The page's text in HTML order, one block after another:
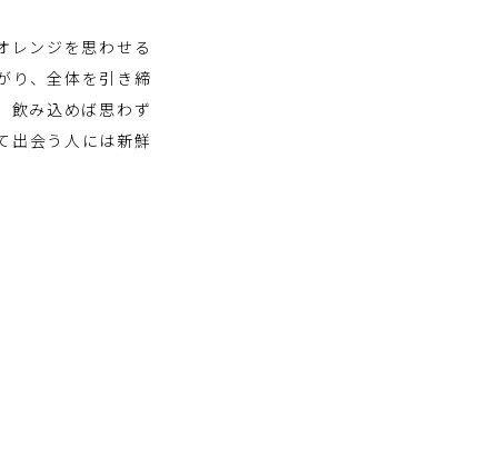
レンジを思わせる
り、全体を引き締
飲み込めば思わず
出会う人には新鮮